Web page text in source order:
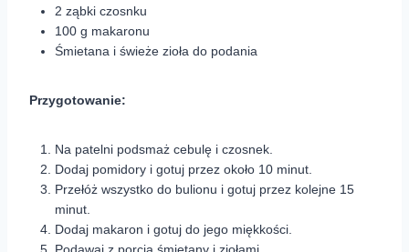
2 ząbki czosnku
100 g makaronu
Śmietana i świeże zioła do podania
Przygotowanie:
Na patelni podsmaż cebulę i czosnek.
Dodaj pomidory i gotuj przez około 10 minut.
Przełóż wszystko do bulionu i gotuj przez kolejne 15
minut.
Dodaj makaron i gotuj do jego miękkości.